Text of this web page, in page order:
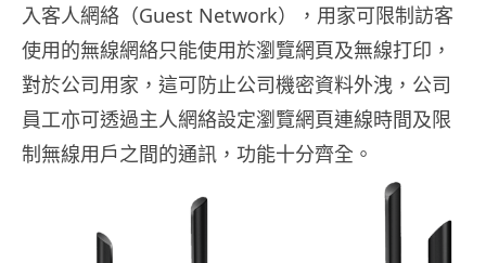
入客人網絡（Guest Network），用家可限制訪客
使用的無線網絡只能使用於瀏覽網頁及無線打印，
對於公司用家，這可防止公司機密資料外洩，公司
員工亦可透過主人網絡設定瀏覽網頁連線時間及限
制無線用戶之間的通訊，功能十分齊全。